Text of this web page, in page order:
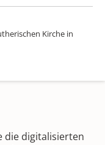
Kirche in
die digitalisierten